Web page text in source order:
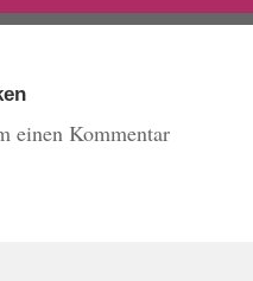
einen Kommentar